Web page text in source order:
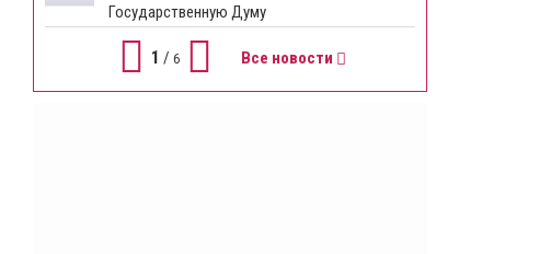
Государственную Думу
1 / 6 Все новости